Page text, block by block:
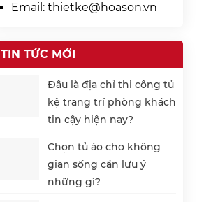
Email: thietke@hoason.vn
TIN TỨC MỚI
Đâu là địa chỉ thi công tủ
kệ trang trí phòng khách
tin cậy hiện nay?
Chọn tủ áo cho không
gian sống cần lưu ý
những gì?